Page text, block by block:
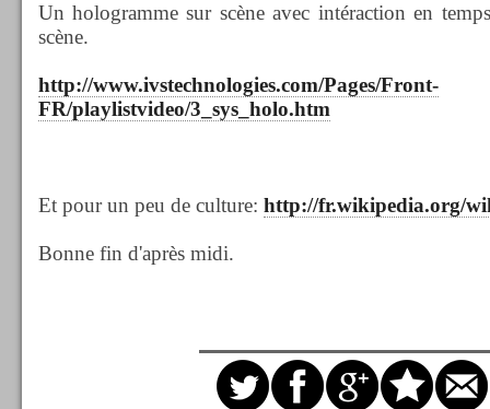
Un hologramme sur scène avec intéraction en
scène.
http://www.ivstechnologies.com/Pages/Front-
FR/playlistvideo/3_sys_holo.htm
Et pour un peu de culture: http://fr.wikipedia.org/
Bonne fin d'après midi.